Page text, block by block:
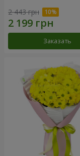
2 443 грн
Заказать